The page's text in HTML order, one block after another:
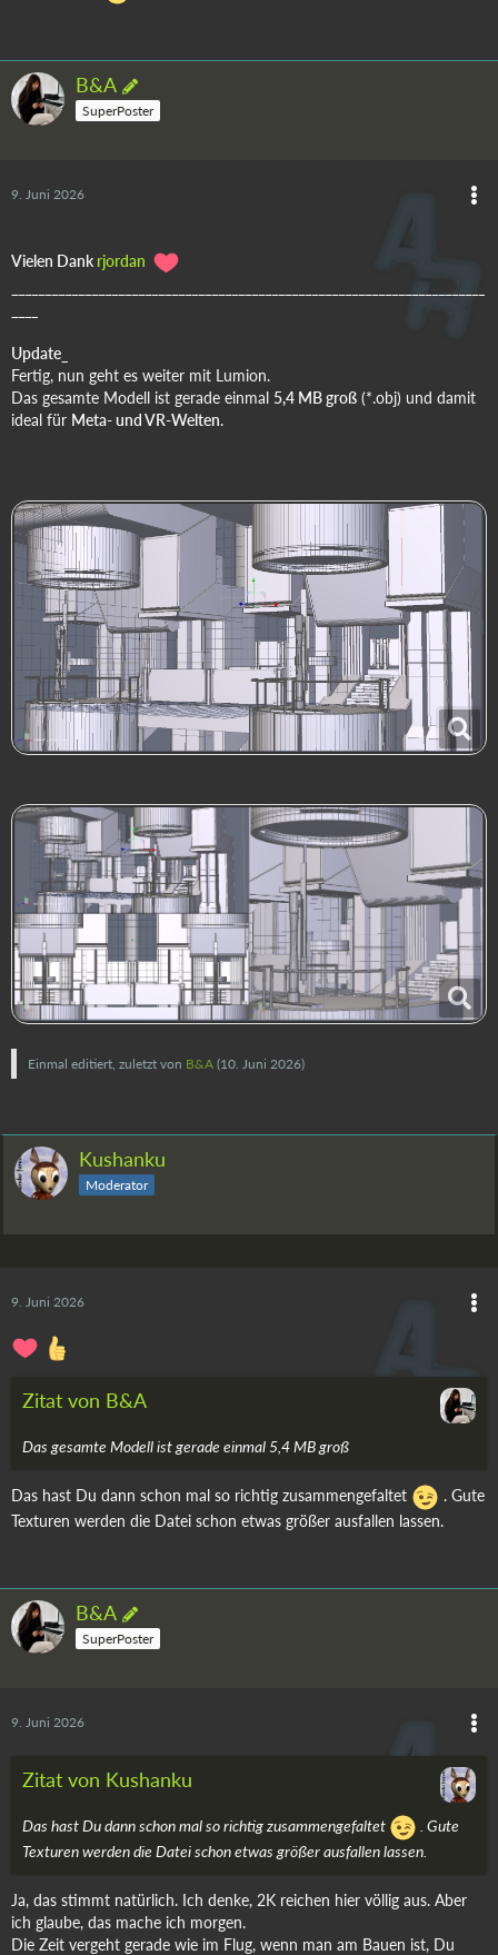
B&A
SuperPoster
9. Juni 2026
Vielen Dank rjordan
Update_
Fertig, nun geht es weiter mit Lumion.
Das gesamte Modell ist gerade einmal 5,4 MB groß (*.obj) und damit
ideal für Meta- und VR-Welten.
Einmal editiert, zuletzt von B&A (10. Juni 2026)
Kushanku
Moderator
9. Juni 2026
Zitat von B&A
Das gesamte Modell ist gerade einmal 5,4 MB groß
Das hast Du dann schon mal so richtig zusammengefaltet
. Gute
Texturen werden die Datei schon etwas größer ausfallen lassen.
B&A
SuperPoster
9. Juni 2026
Zitat von Kushanku
Das hast Du dann schon mal so richtig zusammengefaltet
. Gute
Texturen werden die Datei schon etwas größer ausfallen lassen.
Ja, das stimmt natürlich. Ich denke, 2K reichen hier völlig aus. Aber
ich glaube, das mache ich morgen.
Die Zeit vergeht gerade wie im Flug, wenn man am Bauen ist, Du